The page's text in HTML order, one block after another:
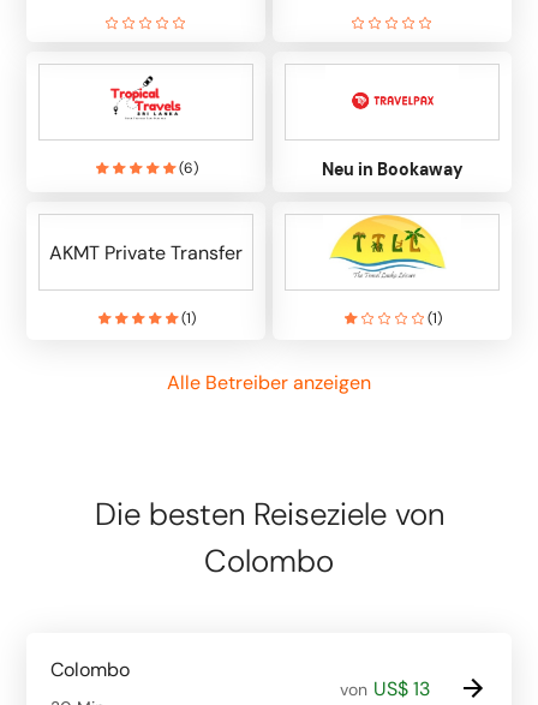
(6) Neu in Bookaway
AKMT Private Transfer
(1) (1)
Alle Betreiber anzeigen
Die besten Reiseziele von
Colombo
Colombo
von US$ 13